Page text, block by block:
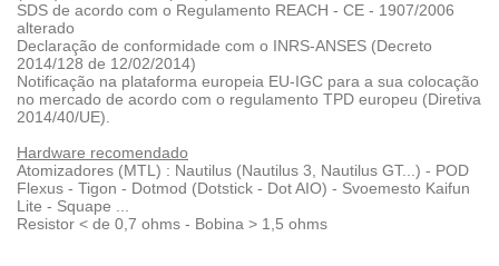
SDS de acordo com o Regulamento REACH - CE - 1907/2006
alterado
Declaração de conformidade com o INRS-ANSES (Decreto
2014/128 de 12/02/2014)
Notificação na plataforma europeia EU-IGC para a sua colocação
no mercado de acordo com o regulamento TPD europeu (Diretiva
2014/40/UE).
Hardware recomendado
Atomizadores (MTL) : Nautilus (Nautilus 3, Nautilus GT...) - POD
Flexus - Tigon - Dotmod (Dotstick - Dot AIO) - Svoemesto Kaifun
Lite - Squape ...
Resistor < de 0,7 ohms - Bobina > 1,5 ohms